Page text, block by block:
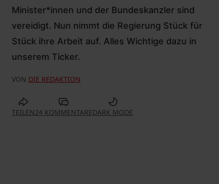
Minister*innen und der Bundeskanzler sind
vereidigt. Nun nimmt die Regierung Stück für
Stück ihre Arbeit auf. Alles Wichtige dazu in
unserem Ticker.
VON DIE REDAKTION
TEILEN24 KOMMENTAREDARK MODE